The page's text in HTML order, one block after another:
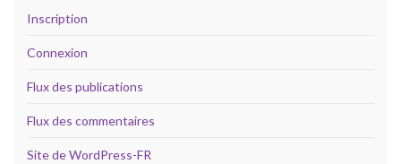
Inscription
Connexion
Flux des publications
Flux des commentaires
Site de WordPress-FR